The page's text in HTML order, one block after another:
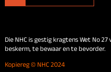
Die NHC is gestig kragtens Wet No
beskerm, te bewaar en te bevorder.
Kopiereg © NHC 2024